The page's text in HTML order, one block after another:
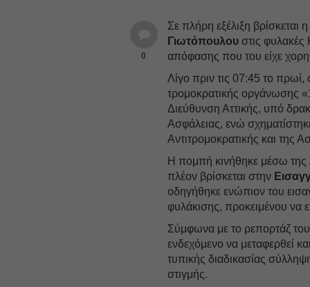
0
Σε πλήρη εξέλιξη βρίσκεται
Γιωτόπουλου στις
απόφασης που του είχε
Λίγο πριν τις 07:45 το πρωί,
τρομοκρατικής οργάνωσης
Διεύθυνση Αττικής, υπό
Ασφάλειας, ενώ
Αντιτρομοκρατικής και της
Η πομπή κινήθηκε μέσω της
πλέον βρίσκεται στην
οδηγήθηκε ενώπιον του
φυλάκισης, προκειμένου να
Σύμφωνα με το ρεπορτάζ
ενδεχόμενο να μεταφερθεί
τυπικής διαδικασίας
στιγμής.